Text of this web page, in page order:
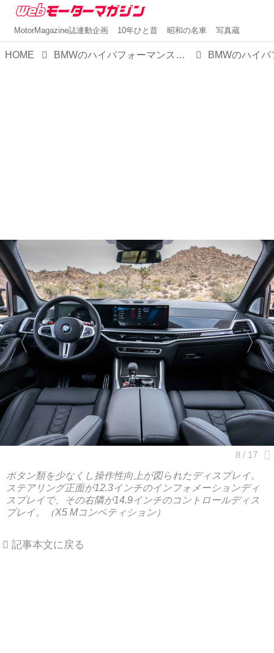
MotorMagazine誌連動企画 10年ひと昔 昭和の名車 写真蔵
HOME BMWのハイパフォーマンスSUV「X5＆X6 Mコンペティション」にV8 4.4Lターボ+48Vマイルドハイブリッド モデルが登場
ボタン類を少なくし操作性向上が図られたディスプレイ。
ステアリング正面が12.3インチのインフォメーションディ
スプレイで、その右隣が14.9インチのコントロールディス
プレイ。（X5 Mコンペティション）
記事本文に戻る